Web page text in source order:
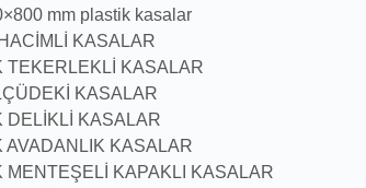
mm plastik kasalar
KASALAR
TEKERLEKLİ KASALAR
KASALAR
DELİKLİ KASALAR
AVADANLIK KASALAR
MENTEŞELİ KAPAKLI KASALAR